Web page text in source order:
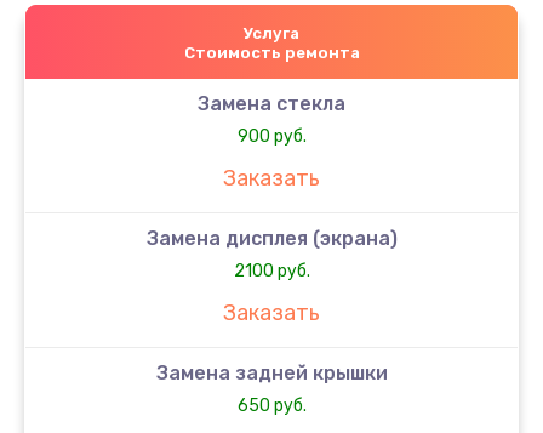
Услуга
Стоимость ремонта
Замена стекла
900 руб.
Заказать
Замена дисплея (экрана)
2100 руб.
Заказать
Замена задней крышки
650 руб.